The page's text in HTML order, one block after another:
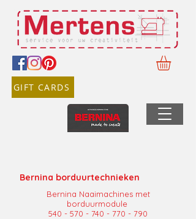
GIFT CARDS
Bernina borduurtechnieken
Bernina Naaimachines met
borduurmodule
540 - 570 - 740 - 770 - 790